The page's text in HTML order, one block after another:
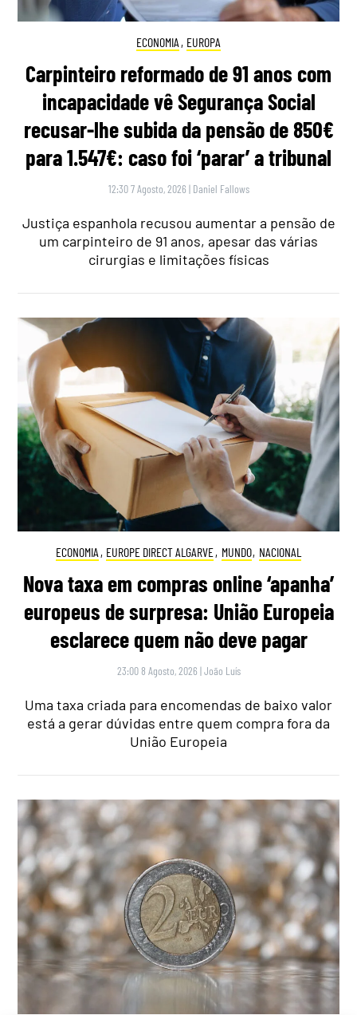
ECONOMIA , EUROPA
Carpinteiro reformado de 91 anos com
incapacidade vê Segurança Social
recusar-lhe subida da pensão de 850€
para 1.547€: caso foi ‘parar’ a tribunal
12:30 7 Agosto, 2026 | Daniel Fallows
Justiça espanhola recusou aumentar a pensão de
um carpinteiro de 91 anos, apesar das várias
cirurgias e limitações físicas
ECONOMIA , EUROPE DIRECT ALGARVE, MUNDO, NACIONAL
Nova taxa em compras online ‘apanha’
europeus de surpresa: União Europeia
esclarece quem não deve pagar
23:00 8 Agosto, 2026 |João Luís
Uma taxa criada para encomendas de baixo valor
está a gerar dúvidas entre quem compra fora da
União Europeia